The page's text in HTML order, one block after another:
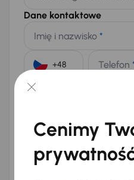
Dane kontaktowe
Imię i nazwisko *
Telefon
E-mail
Na e-mail(opcjonalnie)
Na numer telefonu
Wyślij
Cenimy